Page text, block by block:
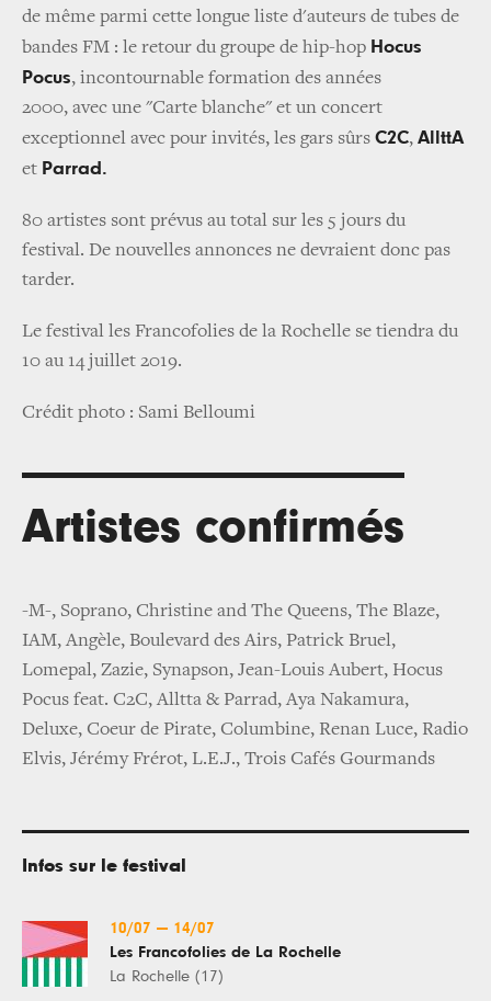
de même parmi cette longue liste d'auteurs de tubes de
bandes FM : le retour du groupe de hip-hop Hocus
Pocus, incontournable formation des années
2000, avec une "Carte blanche" et un concert
exceptionnel avec pour invités, les gars sûrs C2C, AllttA
et Parrad.
80 artistes sont prévus au total sur les 5 jours du
festival. De nouvelles annonces ne devraient donc pas
tarder.
Le festival les Francofolies de la Rochelle se tiendra du
10 au 14 juillet 2019.
Crédit photo : Sami Belloumi
Artistes confirmés
-M-, Soprano, Christine and The Queens, The Blaze,
IAM, Angèle, Boulevard des Airs, Patrick Bruel,
Lomepal, Zazie, Synapson, Jean-Louis Aubert, Hocus
Pocus feat. C2C, Alltta & Parrad, Aya Nakamura,
Deluxe, Coeur de Pirate, Columbine, Renan Luce, Radio
Elvis, Jérémy Frérot, L.E.J., Trois Cafés Gourmands
Infos sur le festival
10/07 — 14/07
Les Francofolies de La Rochelle
La Rochelle (17)